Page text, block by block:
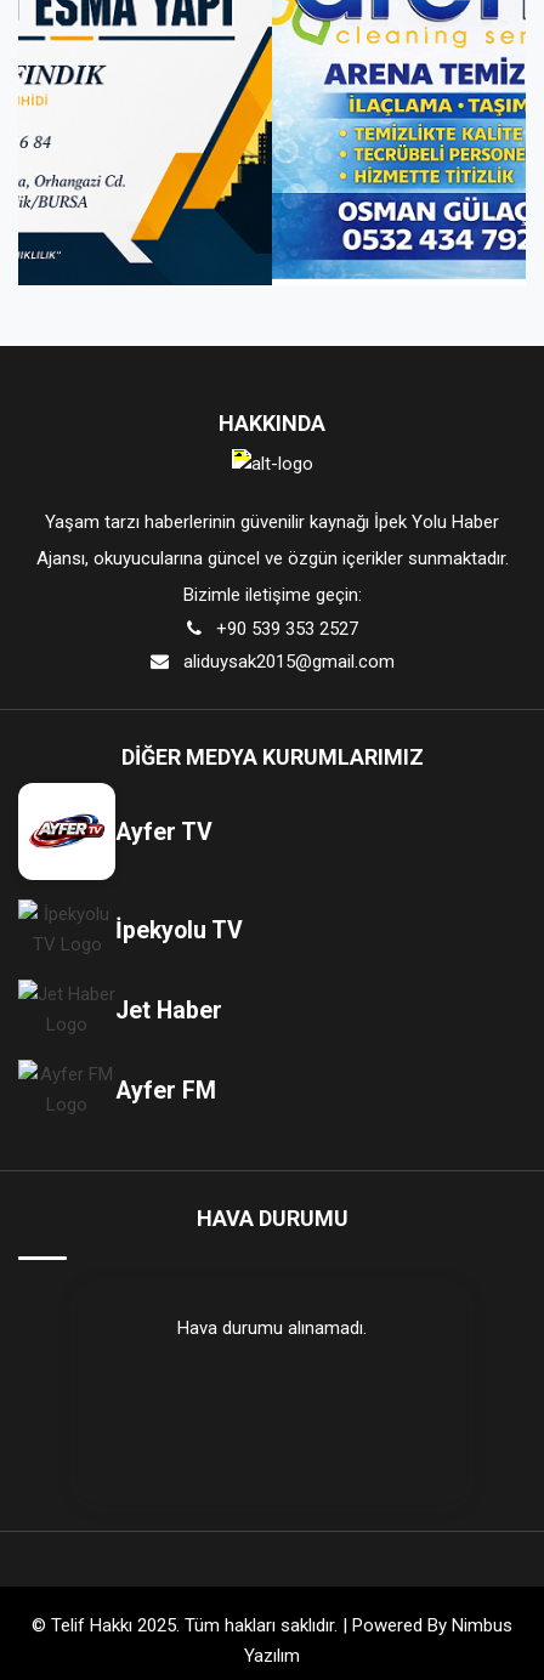
HAKKINDA
Yaşam tarzı haberlerinin güvenilir kaynağı İpek Yolu Haber
Ajansı, okuyucularına güncel ve özgün içerikler sunmaktadır.
Bizimle iletişime geçin:
+90 539 353 2527
aliduysak2015@gmail.com
DIĞER MEDYA KURUMLARIMIZ
Ayfer TV
İpekyolu TV
Jet Haber
Ayfer FM
HAVA DURUMU
Hava durumu alınamadı.
© Telif Hakkı 2025. Tüm hakları saklıdır. | Powered By Nimbus
Yazılım